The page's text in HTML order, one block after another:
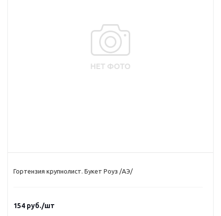
Гортензия крупнолист. Букет Роуз /АЭ/
154 руб./шт